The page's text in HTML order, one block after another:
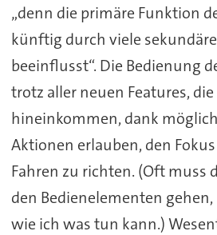
„denn die primäre Funktion
künftig durch viele
beeinflusst“. Die Bedienung
trotz aller neuen Features,
hineinkommen, dank
Aktionen erlauben, den
Fahren zu richten. (Oft muss
den Bedienelementen
wie ich was tun kann.)